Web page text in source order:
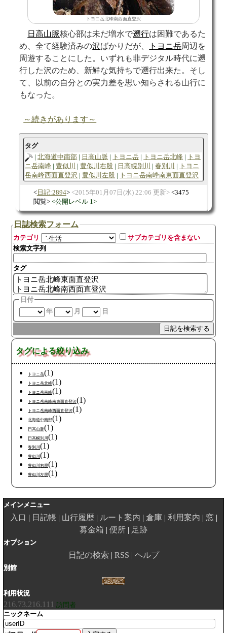
トヨニ岳北峰南西面直登沢
日高山脈核心部は未だ増水で遡行は困難であるた
め、全て経験済みの沢ばかりだが、 トヨニ岳周辺を
周遊することにした。いずれも非デジタル時代に遡
行した沢のため、新鮮な気持ちで遡行出来た。そし
て、以前の自分との実力差を思い知らされる山行に
もなった。
～続きがあります～
タグ
北海道中南部
日高山脈 トヨニ岳 トヨニ岳北峰
トヨ
ニ岳南峰
豊似川 豊似川右股 日高幌別川 春別川
トヨニ
岳南峰西面直登沢
豊似川左股 トヨニ岳南峰南東面直登沢
日記:2894 2015年01月07日(水) 22:06 更新
3475
閲覧
公開レベル 1
日誌検索フォーム
カテゴリ
サブカテゴリを含まない
検索文字列
タグ
日付
年
月 日
タグによる絞り込み
トヨニ岳(1)
トヨニ岳北峰(1)
トヨニ岳南峰(1)
トヨニ岳南峰南東面直登沢(1)
トヨニ岳南峰西面直登沢(1)
北海道中南部(1)
日高山脈(1)
日高幌別川(1)
春別川(1)
豊似川(1)
豊似川右股(1)
豊似川左股(1)
メインメニュー
入口 日記帳 山行履歴 ルート案内 倉庫 利用案内
窓
募金箱
便所 足跡
オプション
日記の検索 RSS ヘルプ
別館
利用状況
216.73.216.111 訪問者
ニックネーム